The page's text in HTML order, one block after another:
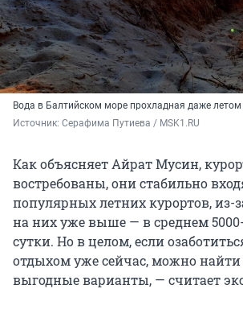
Вода в Балтийском море прохладная даже летом
Источник: Серафима Путиева / MSK1.RU
Как объясняет Айрат Мусин,
востребованы, они стабильно
популярных летних курортов, из-
на них уже выше — в среднем
сутки. Но в целом, если
отдыхом уже сейчас, можно найти
выгодные варианты, — считает